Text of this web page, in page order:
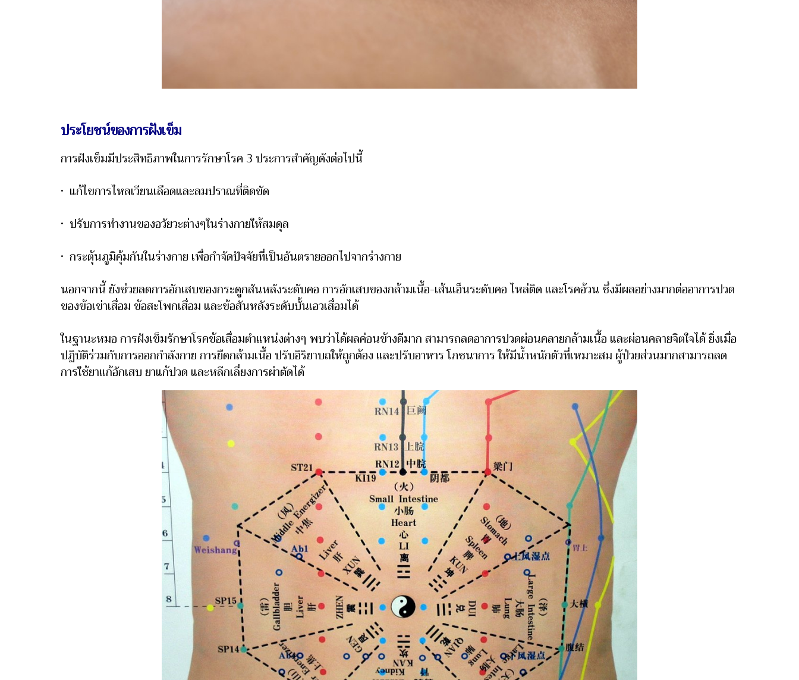
ประโยชน์ของการฝังเข็ม
การฝังเข็มมีประสิทธิภาพในการรักษาโรค 3 ประการสำคัญดังต่อไปนี้
· แก้ไขการไหลเวียนเลือดและลมปราณที่ติดขัด
· ปรับการทำงานของอวัยวะต่างๆในร่างกายให้สมดุล
· กระตุ้นภูมิคุ้มกันในร่างกาย เพื่อกำจัดปัจจัยที่เป็นอันตรายออกไปจากร่างกาย
นอกจากนี้ ยังช่วยลดการอักเสบของกระดูกสันหลังระดับคอ การอักเสบของกล้ามเนื้อ-เส้นเอ็นระดับคอ ไหล่ติด และโรคอ้วน ซึ่งมีผลอย่างมากต่ออาการปวด
ของข้อเข่าเสื่อม ข้อสะโพกเสื่อม และข้อสันหลังระดับบั้นเอวเสื่อมได้
ในฐานะหมอ การฝังเข็มรักษาโรคข้อเสื่อมตำแหน่งต่างๆ พบว่าได้ผลค่อนข้างดีมาก สามารถลดอาการปวดผ่อนคลายกล้ามเนื้อ และผ่อนคลายจิตใจได้ ยิ่งเมื่อ
ปฏิบัติร่วมกับการออกกำลังกาย การยืดกล้ามเนื้อ ปรับอิริยาบถให้ถูกต้อง และปรับอาหาร โภชนาการ ให้มีน้ำหนักตัวที่เหมาะสม ผู้ป่วยส่วนมากสามารถลด
การใช้ยาแก้อักเสบ ยาแก้ปวด และหลีกเลี่ยงการผ่าตัดได้